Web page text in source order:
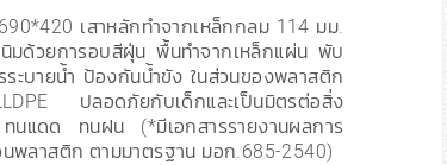
เสาหลักทำจากเหล็กกลม 114 มม.
ด้วยการอบสีฝุ่น พื้นทำจากเหล็กแผ่น พับ
ะบายน้ำ ป้องกันน้ำขัง ในส่วนของพลาสติก
ปลอดภัยกับเด็กและเป็นมิตรต่อสิ่ง
แดด ทนฝน (*มีเอกสารรายงานผลการ
นพลาสติก ตามมาตรฐาน มอก.685-2540)